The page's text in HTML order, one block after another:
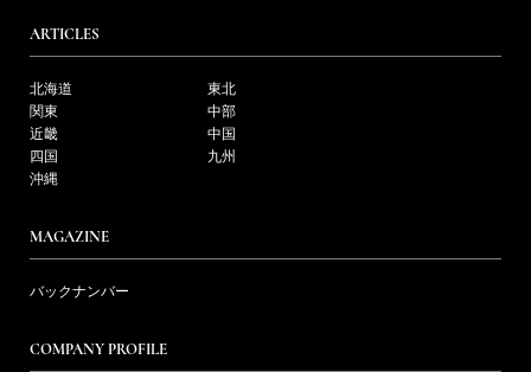
ARTICLES
北海道
東北
関東
中部
近畿
中国
四国
九州
沖縄
MAGAZINE
バックナンバー
COMPANY PROFILE